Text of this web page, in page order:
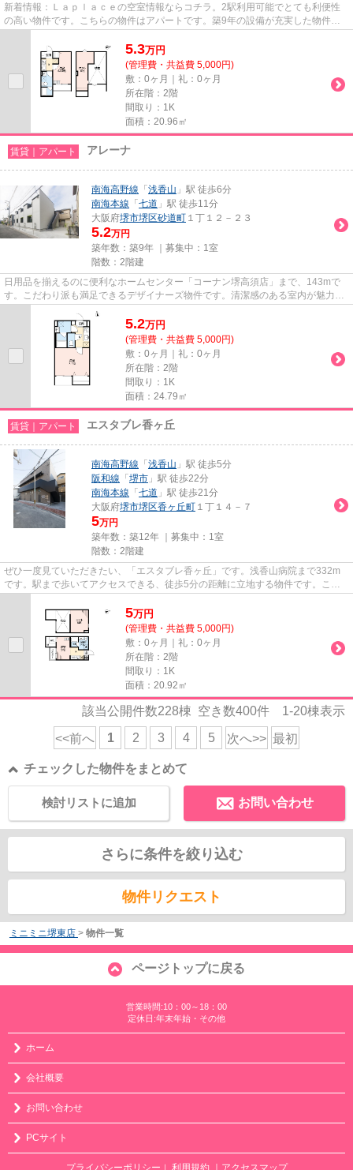
新着情報：Ｌａｐｌａｃｅの空室情報ならコチラ。2駅利用可能でとても利便性
の高い物件です。こちらの物件はアパートです。築9年の設備が充実した物件と
5.3万円
(管理費・共益費 5,000円)
敷：0ヶ月｜礼：0ヶ月
所在階：2階
間取り：1K
面積：20.96㎡
賃貸｜アパート アレーナ
南海高野線 「 浅香山 」駅 徒歩6分
南海本線 「 七道 」駅 徒歩11分
大阪府堺市堺区砂道町 １丁１２－２３
5.2万円
築年数：築9年 ｜募集中： 1室
階数：2階建
日用品を揃えるのに便利なホームセンター「コーナン堺高須店」まで、143mで
す。こだわり派も満足できるデザイナーズ物件です。清潔感のある室内が魅力的
な2016年築の物件となっており...
5.2万円
(管理費・共益費 5,000円)
敷：0ヶ月｜礼：0ヶ月
所在階：2階
間取り：1K
面積：24.79㎡
賃貸｜アパート エスタブレ香ヶ丘
南海高野線 「 浅香山 」駅 徒歩5分
阪和線 「 堺市 」駅 徒歩22分
南海本線 「 七道 」駅 徒歩21分
大阪府堺市堺区香ヶ丘町 １丁１４－７
5万円
築年数：築12年 ｜募集中： 1室
階数：2階建
ぜひ一度見ていただきたい、「エスタブレ香ヶ丘」です。浅香山病院まで332m
です。駅まで歩いてアクセスできる、徒歩5分の距離に立地する物件です。こち
5万円
(管理費・共益費 5,000円)
敷：0ヶ月｜礼：0ヶ月
所在階：2階
間取り：1K
面積：20.92㎡
該当公開件数228棟 空き数400件 1-20棟表示
<<前へ 1 2 3 4 5 次へ>> 最初
チェックした物件をまとめて
お問い合わせ
検討リストに追加
さらに条件を絞り込む
物件リクエスト
ミニミニ堺東店 > 物件一覧
ページトップに戻る
営業時間:10：00～18：00
定休日:年末年始・その他
ホーム
会社概要
お問い合わせ
PCサイト
プライバシーポリシー ｜ 利用規約 ｜アクセスマップ